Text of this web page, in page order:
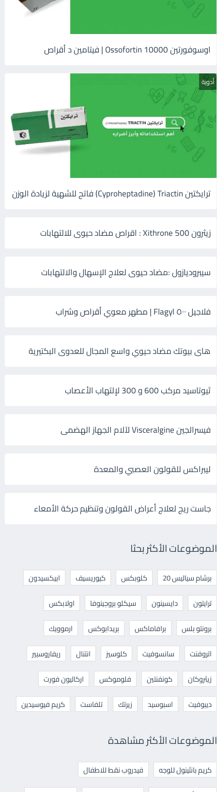
اوسوفورتين 10000 Ossofortin | فيتامين د أقراص
أدوية
ترايكتين Cyproheptadine) Triactin) فاتح للشهية لزيادة الوزن
زيثرون 500 Xithrone : اقراص مضاد حيوى للالتهابات
سيبروديازول :مضاد حيوى لعلاج الإسهال والالتهابات
فلاجيل ٥٠٠ Flagyl | مطهر معوي أقراص وشراب
هاى بيوتك مضاد حيوي واسع المجال للعدوى البكتيرية
ثيوتاسيد مركب 600 و 300 لإلتهاب الأعصاب
فيسرالجين Visceralgine لآلام الجهاز الهضمى
ليبراكس للقولون العصبي والمعدة
جاست ريج لعلاج أعراض القولون وتنظيم حركة الأمعاء
الموضوعات الأكثر بحثا
برشام سياليس 20 كلوبكس كيوريسيف
ابيكسيدون
ترايتون
دايسينون سيكلو بروجينوفا
اولابكس
برونتو بلس
برافاماكس بريدابوكس
ارموويك
اتروفنت
سانسوفيت كلوسيز انتنال
ريفاروسبير
زيثروكان
كونفنتين فلوموكس
اركاليون فورت
ديبوفيت
اسبوسيد زيرتك تلفاست كريم فيوسيدين
الموضوعات الأكثر مشاهدة
كريم بانثينول للوجه
فيدروب نقط للاطفال